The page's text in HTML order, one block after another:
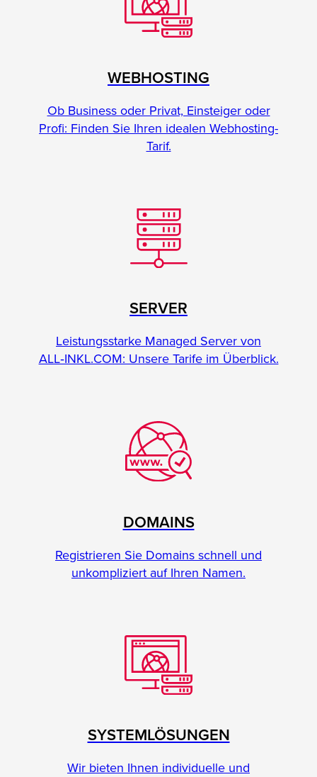
WEBHOSTING
Ob Business oder Privat, Einsteiger oder
Profi: Finden Sie Ihren idealen Webhosting-
Tarif.
SERVER
Leistungsstarke Managed Server von
ALL‑INKL.COM: Unsere Tarife im Überblick.
DOMAINS
Registrieren Sie Domains schnell und
unkompliziert auf Ihren Namen.
SYSTEMLÖSUNGEN
Wir bieten Ihnen individuelle und